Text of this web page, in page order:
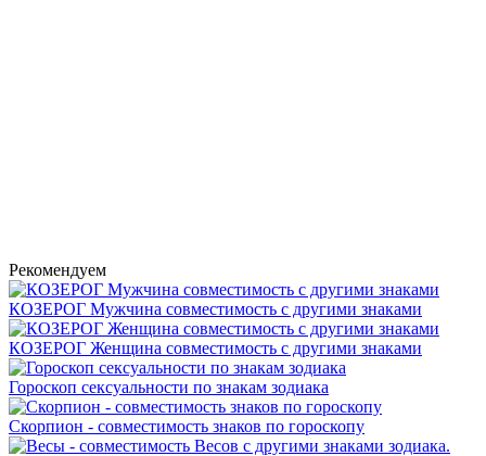
Рекомендуем
КОЗЕРОГ Мужчина совместимость с другими знаками
КОЗЕРОГ Женщина совместимость с другими знаками
Гороскоп сексуальности по знакам зодиака
Скорпион - совместимость знаков по гороскопу